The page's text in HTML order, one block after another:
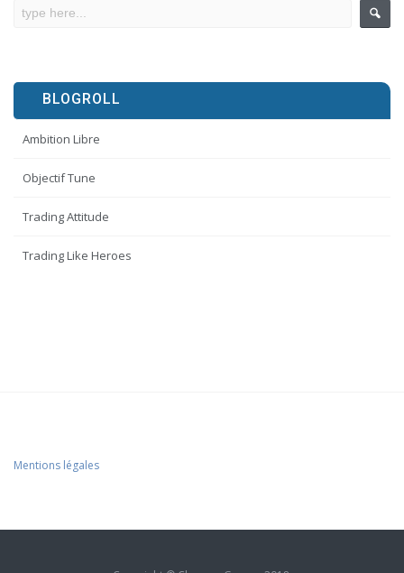
BLOGROLL
Ambition Libre
Objectif Tune
Trading Attitude
Trading Like Heroes
Mentions légales